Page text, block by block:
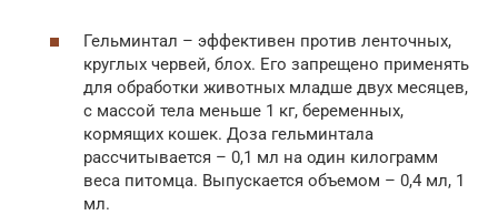
Гельминтал – эффективен против ленточных,
круглых червей, блох. Его запрещено применять
для обработки животных младше двух месяцев,
с массой тела меньше 1 кг, беременных,
кормящих кошек. Доза гельминтала
рассчитывается – 0,1 мл на один килограмм
веса питомца. Выпускается объемом – 0,4 мл, 1
мл.